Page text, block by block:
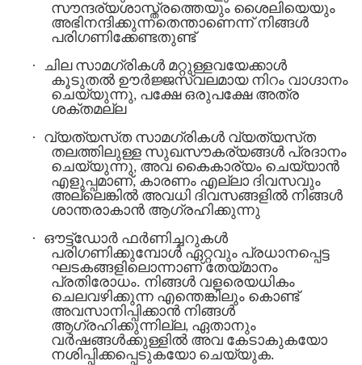
സൗന്ദര്യശാസ്ത്രത്തെയും ശൈലിയെയും
അഭിനന്ദിക്കുന്നതെന്താണെന്ന് നിങ്ങൾ
പരിഗണിക്കേണ്ടതുണ്ട്
·
ചില സാമഗ്രികൾ മറ്റുള്ളവയേക്കാൾ
കൂടുതൽ ഊർജ്ജസ്വലമായ നിറം വാഗ്ദാനം
ചെയ്യുന്നു, പക്ഷേ ഒരുപക്ഷേ അത്ര
ശക്തമല്ല
·
വ്യത്യസ്‌ത സാമഗ്രികൾ വ്യത്യസ്‌ത
തലത്തിലുള്ള സുഖസൗകര്യങ്ങൾ പ്രദാനം
ചെയ്യുന്നു, അവ കൈകാര്യം ചെയ്യാൻ
എളുപ്പമാണ്, കാരണം എല്ലാ ദിവസവും
അല്ലെങ്കിൽ അവധി ദിവസങ്ങളിൽ നിങ്ങൾ
ശാന്തരാകാൻ ആഗ്രഹിക്കുന്നു
·
ഔട്ട്ഡോർ ഫർണിച്ചറുകൾ
പരിഗണിക്കുമ്പോൾ ഏറ്റവും പ്രധാനപ്പെട്ട
ഘടകങ്ങളിലൊന്നാണ് തേയ്മാനം
പ്രതിരോധം. നിങ്ങൾ വളരെയധികം
ചെലവഴിക്കുന്ന എന്തെങ്കിലും കൊണ്ട്
അവസാനിപ്പിക്കാൻ നിങ്ങൾ
ആഗ്രഹിക്കുന്നില്ല, ഏതാനും
വർഷങ്ങൾക്കുള്ളിൽ അവ കേടാകുകയോ
നശിപ്പിക്കപ്പെടുകയോ ചെയ്യുക.